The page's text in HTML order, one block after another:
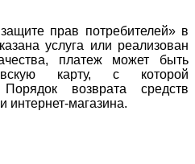
прав потребителей» в
услуга или реализован
платеж может быть
карту, с которой
возврата средств
интернет-магазина.